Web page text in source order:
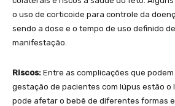
o uso de corticoide para controle da
sendo a dose e o tempo de uso definido
manifestação.
Riscos: Entre as complicações que
gestação de pacientes com lúpus estão o
pode afetar o bebê de diferentes formas